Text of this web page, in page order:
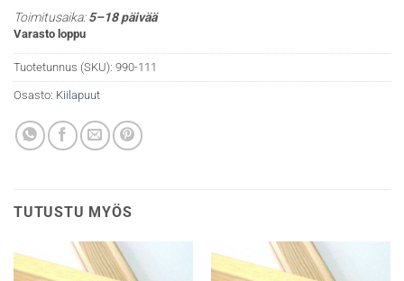
Toimitusaika:5–18 päivää
Varasto loppu
Tuotetunnus (SKU): 990-111
Osasto: Kiilapuut
TUTUSTU MYÖS